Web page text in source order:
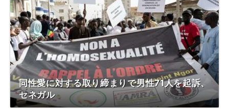
同性愛に対する取り締まりで男性71人を起訴、
セネガル